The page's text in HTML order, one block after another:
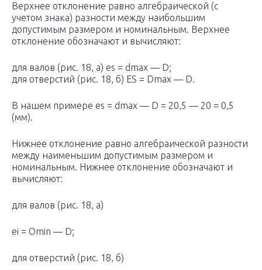
Верхнее отклонение равно алгебраической (с
учетом знака) разности между наибольшим
допустимым размером и номинальным. Верхнее
отклонение обозначают и вычисляют:
для валов (рис. 18, a) es = dmax — D;
для отверстий (рис. 18, б) ES = Dmax — D.
В нашем примере es = dmax — D = 20,5 — 20 = 0,5
(мм).
Нижнее отклонение равно алгебраической разности
между наименьшим допустимым размером и
номинальным. Нижнее отклонение обозначают и
вычисляют:
для валов (рис. 18, а)
еi = Omin — D;
для отверстий (рис. 18, б)